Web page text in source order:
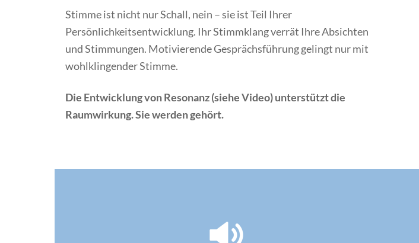
Stimme ist nicht nur Schall, nein – sie ist Teil Ihrer
Persönlichkeitsentwicklung. Ihr Stimmklang verrät Ihre Absichten
und Stimmungen. Motivierende Gesprächsführung gelingt nur mit
wohlklingender Stimme.
Die Entwicklung von Resonanz (siehe Video) unterstützt die
Raumwirkung. Sie werden gehört.